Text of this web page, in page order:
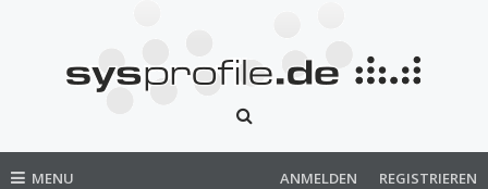
MENU ANMELDEN REGISTRIEREN